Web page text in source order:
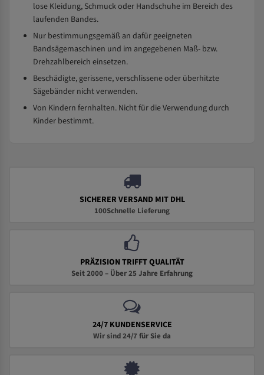
lose Kleidung, Schmuck oder Handschuhe im Bereich des
laufenden Bandes.
Nur bestimmungsgemäß an dafür geeigneten
Bandsägemaschinen und im angegebenen Maß- bzw.
Drehzahlbereich einsetzen.
Beschädigte, gerissene, verschlissene oder überhitzte
Sägebänder nicht verwenden.
Von Kindern fernhalten. Nicht für die Verwendung durch
Kinder bestimmt.
SICHERER VERSAND MIT DHL
100Schnelle Lieferung
PRÄZISION TRIFFT QUALITÄT
Seit 2000 – Über 25 Jahre Erfahrung
24/7 KUNDENSERVICE
Wir sind 24/7 für Sie da